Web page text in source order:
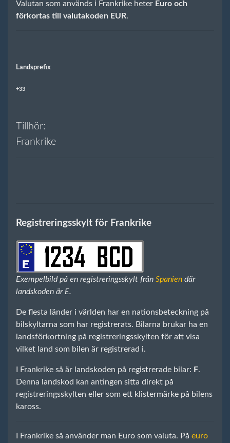
Valutan som används i Frankrike heter Euro och
förkortas till valutakoden EUR.
Landsprefix
+33
Tillhör:
Frankrike
Registreringsskylt för Frankrike
Exempelbild på en registreringsskylt från Spanien där
landskoden är E.
De flesta länder i världen har en nationsbeteckning på
bilskyltarna som har registrerats. Bilarna brukar ha en
landsförkortning på registreringsskylten för att visa
vilket land som bilen är registrerad i.
I Frankrike så är landskoden på registrerade bilar: F.
Denna landskod kan antingen sitta direkt på
registreringsskylten eller som ett klistermärke på bilens
kaross.
I Frankrike så använder man Euro som valuta. På euro